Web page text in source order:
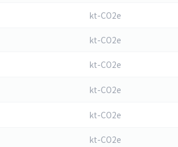
kt-CO2e
kt-CO2e
kt-CO2e
kt-CO2e
kt-CO2e
kt-CO2e